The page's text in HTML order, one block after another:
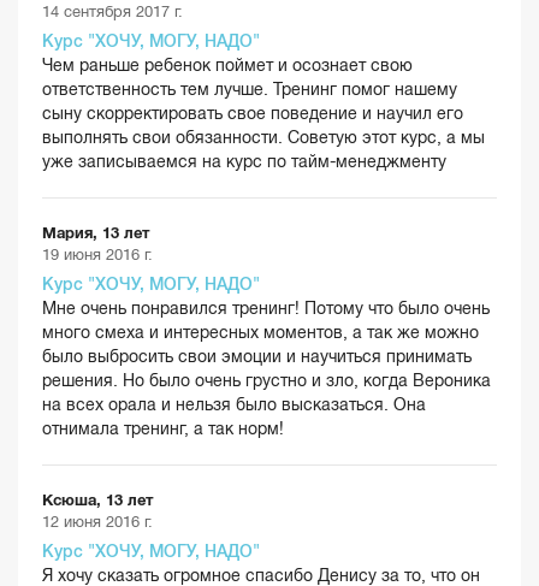
14 сентября 2017 г.
Курс "ХОЧУ, МОГУ, НАДО"
Чем раньше ребенок поймет и осознает свою
ответственность тем лучше. Тренинг помог нашему
сыну скорректировать свое поведение и научил его
выполнять свои обязанности. Советую этот курс, а мы
уже записываемся на курс по тайм-менеджменту
Мария, 13 лет
19 июня 2016 г.
Курс "ХОЧУ, МОГУ, НАДО"
Мне очень понравился тренинг! Потому что было очень
много смеха и интересных моментов, а так же можно
было выбросить свои эмоции и научиться принимать
решения. Но было очень грустно и зло, когда Вероника
на всех орала и нельзя было высказаться. Она
отнимала тренинг, а так норм!
Ксюша, 13 лет
12 июня 2016 г.
Курс "ХОЧУ, МОГУ, НАДО"
Я хочу сказать огромное спасибо Денису за то, что он